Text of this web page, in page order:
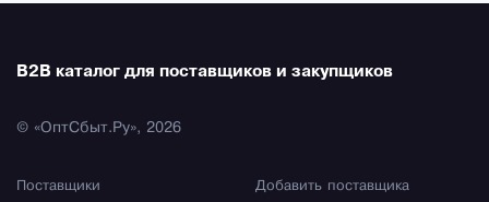
B2B каталог для поставщиков и закупщиков
© «ОптСбыт.Ру», 2026
Поставщики Добавить поставщика